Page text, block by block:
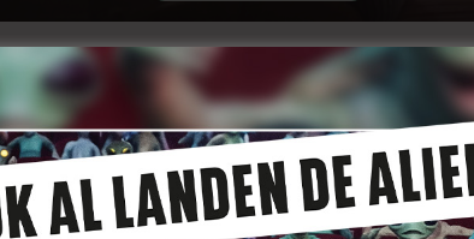
Voor de langspeelfilm BIG BABIESvan Deben Van Dam
hoofdrollen: een man van 30-40 jaar en een vrouw van
schreef tevens het scenario, de productie is in handen
Quetzalcoaltl en de casting wordt verzorgd door
je telkens de link waar je je kan inschrijven. Let wel op:
HOOFDROL